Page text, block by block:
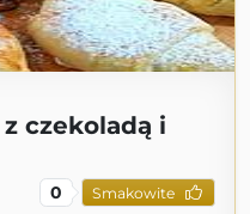
czekoladą i
0 Smakowite